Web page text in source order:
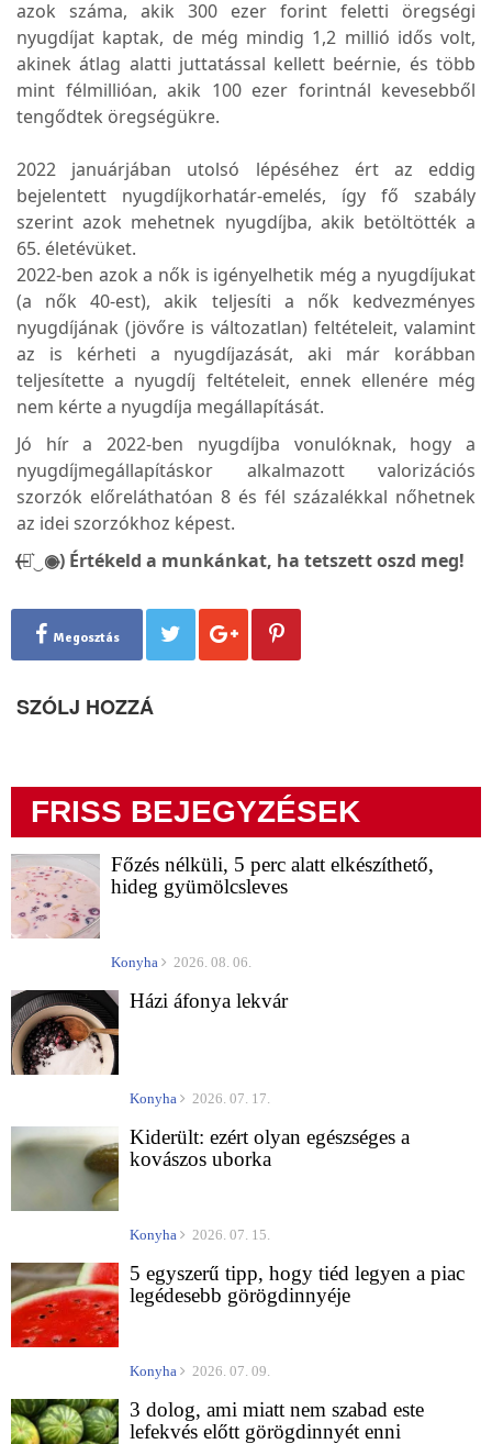
azok száma, akik 300 ezer forint feletti öregségi
nyugdíjat kaptak, de még mindig 1,2 millió idős volt,
akinek átlag alatti juttatással kellett beérnie, és több
mint félmillióan, akik 100 ezer forintnál kevesebből
tengődtek öregségükre.
2022 januárjában utolsó lépéséhez ért az eddig
bejelentett nyugdíjkorhatár-emelés, így fő szabály
szerint azok mehetnek nyugdíjba, akik betöltötték a
65. életévüket.
2022-ben azok a nők is igényelhetik még a nyugdíjukat
(a nők 40-est), akik teljesíti a nők kedvezményes
nyugdíjának (jövőre is változatlan) feltételeit, valamint
az is kérheti a nyugdíjazását, aki már korábban
teljesítette a nyugdíj feltételeit, ennek ellenére még
nem kérte a nyugdíja megállapítását.
Jó hír a 2022-ben nyugdíjba vonulóknak, hogy a
nyugdíjmegállapításkor alkalmazott valorizációs
szorzók előreláthatóan 8 és fél százalékkal nőhetnek
az idei szorzókhoz képest.
(̶◉͛‿◉̶) Értékeld a munkánkat, ha tetszett oszd meg!
Megosztás
SZÓLJ HOZZÁ
FRISS BEJEGYZÉSEK
Főzés nélküli, 5 perc alatt elkészíthető,
hideg gyümölcsleves
Konyha 2026. 08. 06.
Házi áfonya lekvár
Konyha 2026. 07. 17.
Kiderült: ezért olyan egészséges a
kovászos uborka
Konyha 2026. 07. 15.
5 egyszerű tipp, hogy tiéd legyen a piac
legédesebb görögdinnyéje
Konyha 2026. 07. 09.
3 dolog, ami miatt nem szabad este
lefekvés előtt görögdinnyét enni